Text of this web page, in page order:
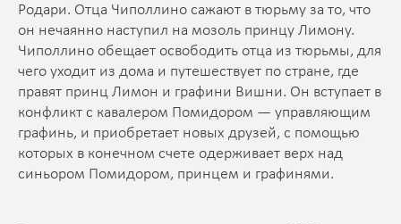
Родари. Отца Чиполлино сажают в тюрьму за то, что
он нечаянно наступил на мозоль принцу Лимону.
Чиполлино обещает освободить отца из тюрьмы, для
чего уходит из дома и путешествует по стране, где
правят принц Лимон и графини Вишни. Он вступает в
конфликт с кавалером Помидором — управляющим
графинь, и приобретает новых друзей, с помощью
которых в конечном счете одерживает верх над
синьором Помидором, принцем и графинями.